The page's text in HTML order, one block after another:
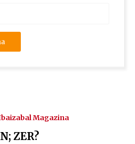
Magazina
ZER?